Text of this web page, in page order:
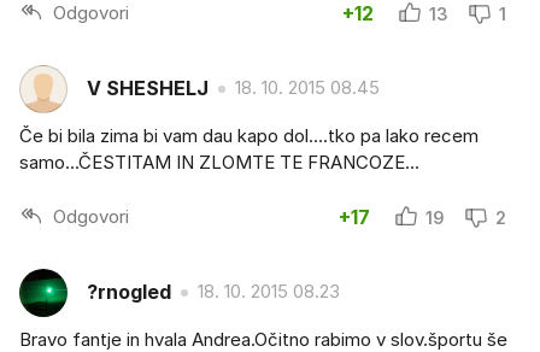
Odgovori +12 13 1
V SHESHELJ 18. 10. 2015 08.45
Če bi bila zima bi vam dau kapo dol....tko pa lako recem
samo...ČESTITAM IN ZLOMTE TE FRANCOZE...
Odgovori +17 19 2
?rnogled 18. 10. 2015 08.23
Bravo fantje in hvala Andrea.Očitno rabimo v slov.športu še